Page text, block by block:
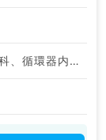
神経内科、精神科、一般内科、循環器内科、呼吸器内科、消化器内科、内分泌・代謝内科、腎臓内科、老年内科、科目不問